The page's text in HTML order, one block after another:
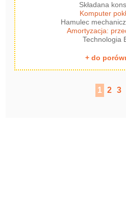
Składana
Komputer
Hamulec
Amortyzacja:
Technologia
+ do
1 2 3